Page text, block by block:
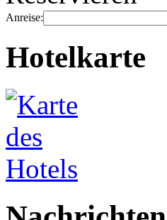
Anreise:
Hotelkarte